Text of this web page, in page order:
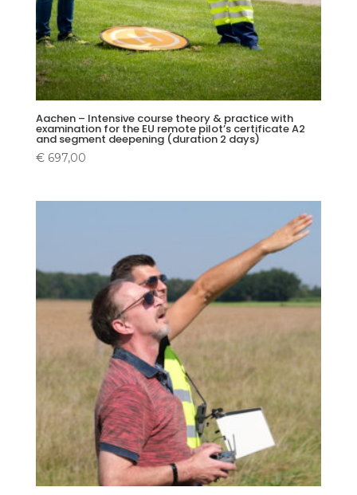
Aachen – Intensive course theory & practice with
examination for the EU remote pilot’s certificate A2
and segment deepening (duration 2 days)
€697,00